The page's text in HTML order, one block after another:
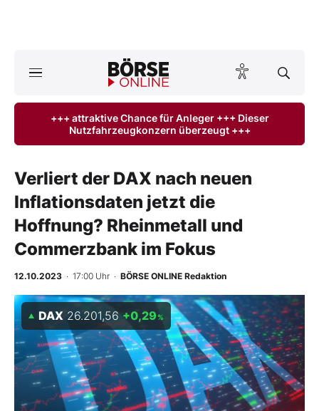
ktuelle Ausgabe BÖRSE ONLINE lesen
Anlageprodukte
Finanz-Check
Abo & Shop
BO-Musterdepots
Experten
Mein B:O
Mein Konto
+++ attraktive Chance für Anleger +++ Dieser
Nutzfahrzeugkonzern überzeugt +++
Verliert der DAX nach neuen
Inflationsdaten jetzt die
Hoffnung? Rheinmetall und
Commerzbank im Fokus
12.10.2023 · 17:00 Uhr · BÖRSE ONLINE Redaktion
DAX 26.201,56 +0,29 %